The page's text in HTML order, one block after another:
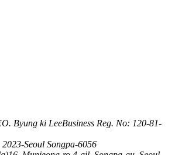
Byung ki LeeBusiness Reg. No: 120-81-
Seoul Songpa-6056